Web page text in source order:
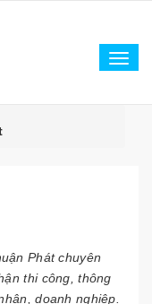
Phát chuyên
thi công, thông
doanh nghiệp.